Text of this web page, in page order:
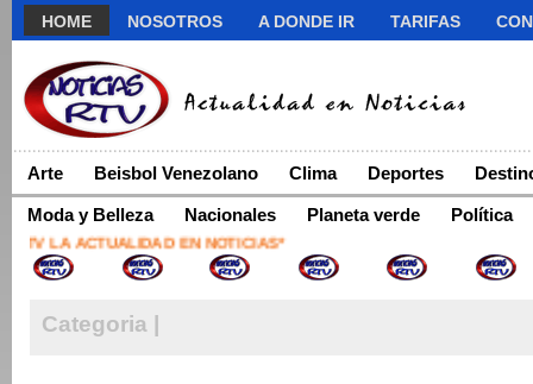
HOME NOSOTROS A DONDE IR TARIFAS
Arte Beisbol Venezolano Clima Deportes
Moda y Belleza Nacionales Planeta verde Política
LA ACTUALIDAD EN NOTICIAS*
Categoria |